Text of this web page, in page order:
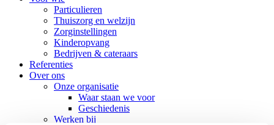
Particulieren
Thuiszorg en welzijn
Zorginstellingen
Kinderopvang
Bedrijven & cateraars
Referenties
Over ons
Onze organisatie
Waar staan we voor
Geschiedenis
Werken bij